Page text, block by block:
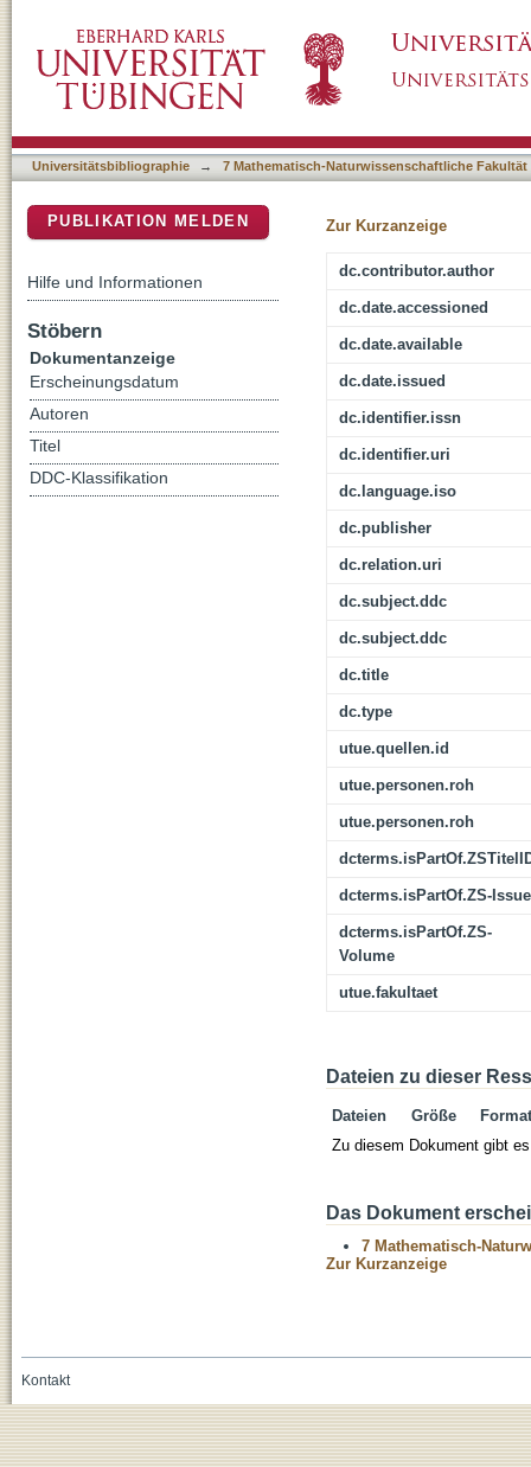
Universitätsbibliographie → 7 Mathematisch-Naturwissenschaftliche Fakultät
Zur Kurzanzeige
dc.contributor.author
dc.date.accessioned
dc.date.available
dc.date.issued
dc.identifier.issn
dc.identifier.uri
dc.language.iso
dc.publisher
dc.relation.uri
dc.subject.ddc
dc.subject.ddc
dc.title
dc.type
utue.quellen.id
utue.personen.roh
utue.personen.roh
dcterms.isPartOf.ZS-Issue
dcterms.isPartOf.ZS-
Volume
utue.fakultaet
Dateien zu dieser
Dateien Größe
Format
Zu diesem Dokument gibt
Das Dokument
7 Mathematisch-
Zur Kurzanzeige
PUBLIKATION MELDEN
Hilfe und Informationen
Stöbern
Dokumentanzeige
Erscheinungsdatum
Autoren
Titel
DDC-Klassifikation
Kontakt